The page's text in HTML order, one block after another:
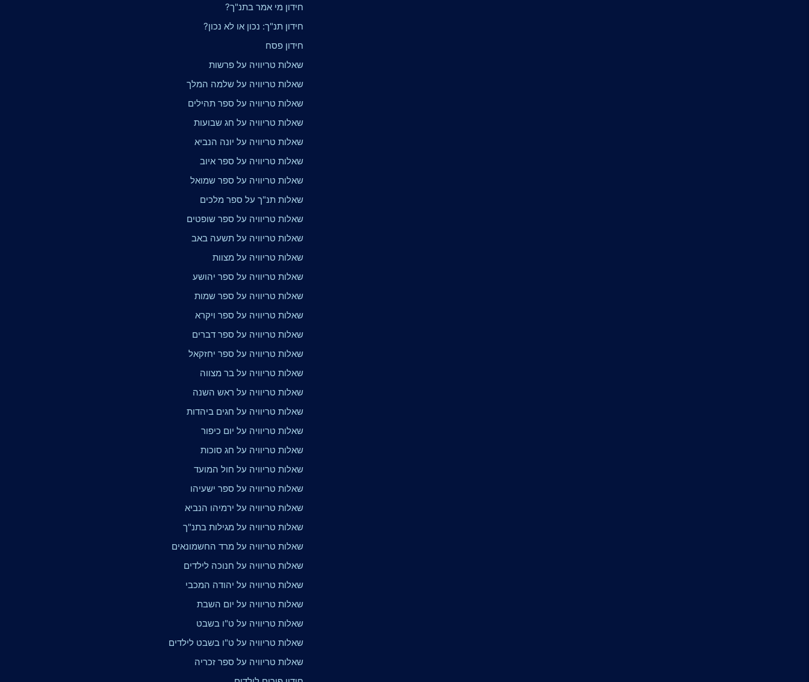
חידון מי אמר בתנ"ך?
חידון תנ"ך: נכון או לא נכון?
חידון פסח
שאלות טריוויה על פרשות
שאלות טריוויה על שלמה המלך
שאלות טריוויה על ספר תהילים
שאלות טריוויה על חג שבועות
שאלות טריוויה על יונה הנביא
שאלות טריוויה על ספר איוב
שאלות טריוויה על ספר שמואל
שאלות תנ"ך על ספר מלכים
שאלות טריוויה על ספר שופטים
שאלות טריוויה על תשעה באב
שאלות טריוויה על מצוות
שאלות טריוויה על ספר יהושע
שאלות טריוויה על ספר שמות
שאלות טריוויה על ספר ויקרא
שאלות טריוויה על ספר דברים
שאלות טריוויה על ספר יחזקאל
שאלות טריוויה על בר מצווה
שאלות טריוויה על ראש השנה
שאלות טריוויה על חגים ביהדות
שאלות טריוויה על יום כיפור
שאלות טריוויה על חג סוכות
שאלות טריוויה על חול המועד
שאלות טריוויה על ספר ישעיהו
שאלות טריוויה על ירמיהו הנביא
שאלות טריוויה על מגילות בתנ"ך
שאלות טריוויה על מרד החשמונאים
שאלות טריוויה על חנוכה לילדים
שאלות טריוויה על יהודה המכבי
שאלות טריוויה על יום השבת
שאלות טריוויה על ט"ו בשבט
שאלות טריוויה על ט"ו בשבט לילדים
שאלות טריוויה על ספר זכריה